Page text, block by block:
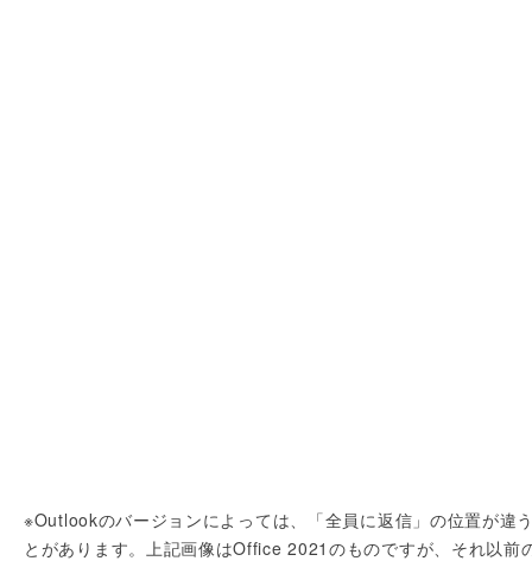
※Outlookのバージョンによっては、「全員に返信」の位置が違
とがあります。上記画像はOffice 2021のものですが、それ以前